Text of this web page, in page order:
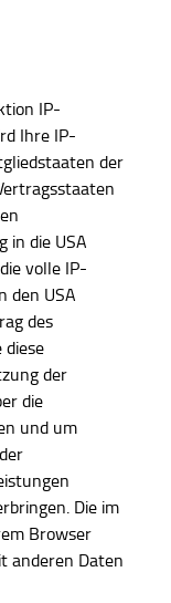
IP-
Ihre IP-
der
die USA
volle IP-
den USA
des
der
die
und um
Die im
Browser
anderen Daten